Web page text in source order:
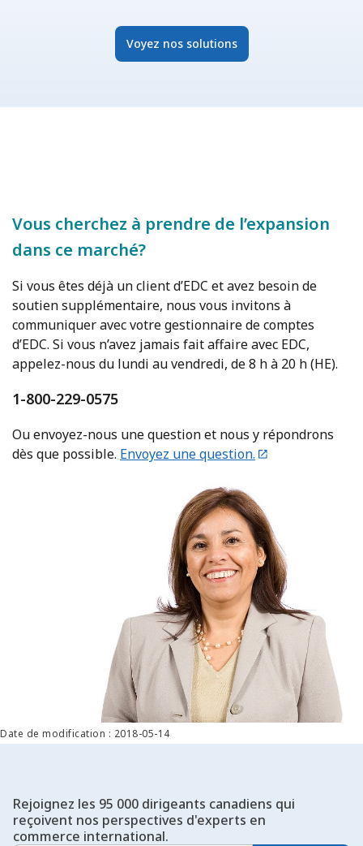
Voyez nos solutions
Vous cherchez à prendre de l’expansion
dans ce marché?
Si vous êtes déjà un client d’EDC et avez besoin de
soutien supplémentaire, nous vous invitons à
communiquer avec votre gestionnaire de comptes
d’EDC. Si vous n’avez jamais fait affaire avec EDC,
appelez-nous du lundi au vendredi, de 8 h à 20 h (HE).
1-800-229-0575
Ou envoyez-nous une question et nous y répondrons
dès que possible. Envoyez une question.
Date de modification : 2018-05-14
Rejoignez les 95 000 dirigeants canadiens qui
reçoivent nos perspectives d'experts en
commerce international.